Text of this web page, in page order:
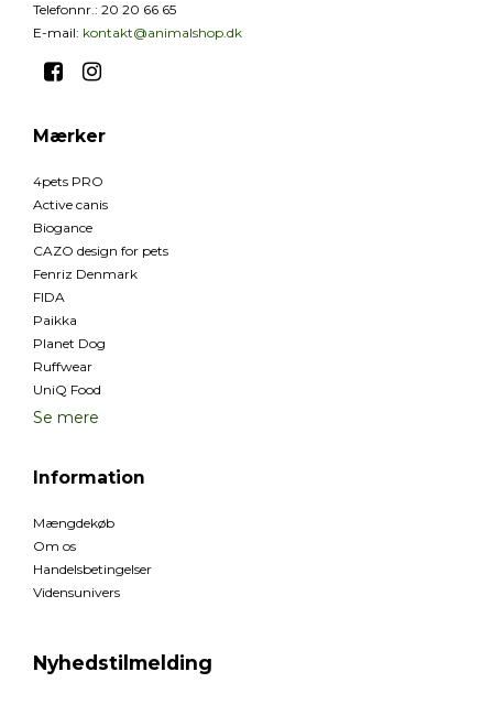
Telefonnr.: 20 20 66 65
E-mail: kontakt@animalshop.dk
Mærker
4pets PRO
Active canis
Biogance
CAZO design for pets
Fenriz Denmark
FIDA
Paikka
Planet Dog
Ruffwear
UniQ Food
Se mere
Information
Mængdekøb
Om os
Handelsbetingelser
Vidensunivers
Nyhedstilmelding